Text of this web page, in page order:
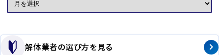
解体業者の選び方を見る